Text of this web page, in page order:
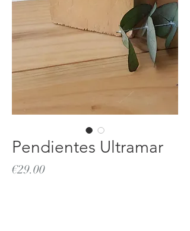
Pendientes Ultramar
€29.00Price